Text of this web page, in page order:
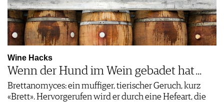
Wine Hacks
Wenn der Hund im Wein gebadet hat ...
Brettanomyces: ein muffiger, tierischer Geruch, kurz
«Brett». Hervorgerufen wird er durch eine Hefe­art, die